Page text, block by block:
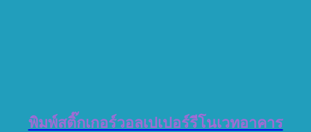
พิมพ์สติ๊กเกอร์วอลเปเปอร์รีโนเวทอาคาร